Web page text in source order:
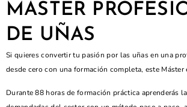
MÁSTER
DE UÑAS
Si quieres convertir tu pasión por las uñas en una
desde cero con una formación completa, este Máster
Durante 88 horas de formación práctica aprenderás